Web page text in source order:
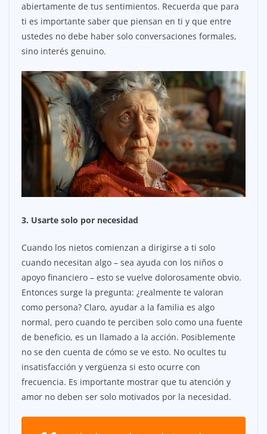
abiertamente de tus sentimientos. Recuerda que para
ti es importante saber que piensan en ti y que entre
ustedes no debe haber solo conversaciones formales,
sino interés genuino.
3. Usarte solo por necesidad
Cuando los nietos comienzan a dirigirse a ti solo
cuando necesitan algo – sea ayuda con los niños o
apoyo financiero – esto se vuelve dolorosamente obvio.
Entonces surge la pregunta: ¿realmente te valoran
como persona? Claro, ayudar a la familia es algo
normal, pero cuando te perciben solo como una fuente
de beneficio, es un llamado a la acción. Posiblemente
no se den cuenta de cómo se ve esto. No ocultes tu
insatisfacción y vergüenza si esto ocurre con
frecuencia. Es importante mostrar que tu atención y
amor no deben ser solo motivados por la necesidad.